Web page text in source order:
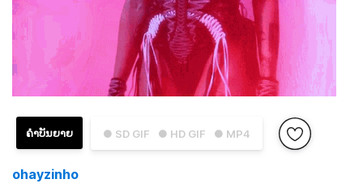
● SD GIF ● HD GIF ● MP4
ຄຳບັນຍາຍ
ohayzinho